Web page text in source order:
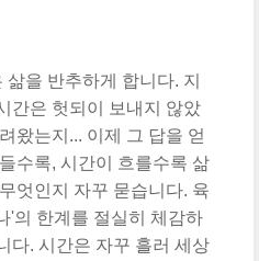
을 반추하게 합니다. 지
간은 헛되이 보내지 않았
왔는지... 이제 그 답을 얻
수록, 시간이 흐를수록 삶
엇인지 자꾸 묻습니다. 육
'의 한계를 절실히 체감하
다. 시간은 자꾸 흘러 세상